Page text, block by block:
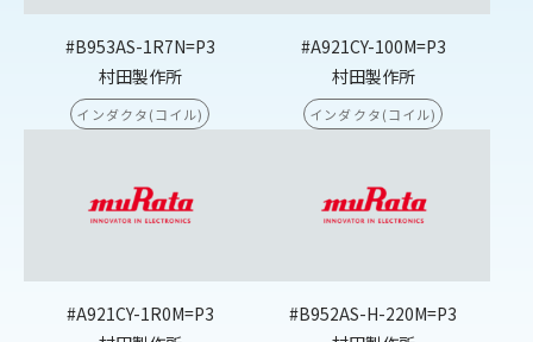
#B953AS-1R7N=P3
村田製作所
インダクタ(コイル)
#A921CY-100M=P3
村田製作所
インダクタ(コイル)
#A921CY-1R0M=P3
#B952AS-H-220M=P3